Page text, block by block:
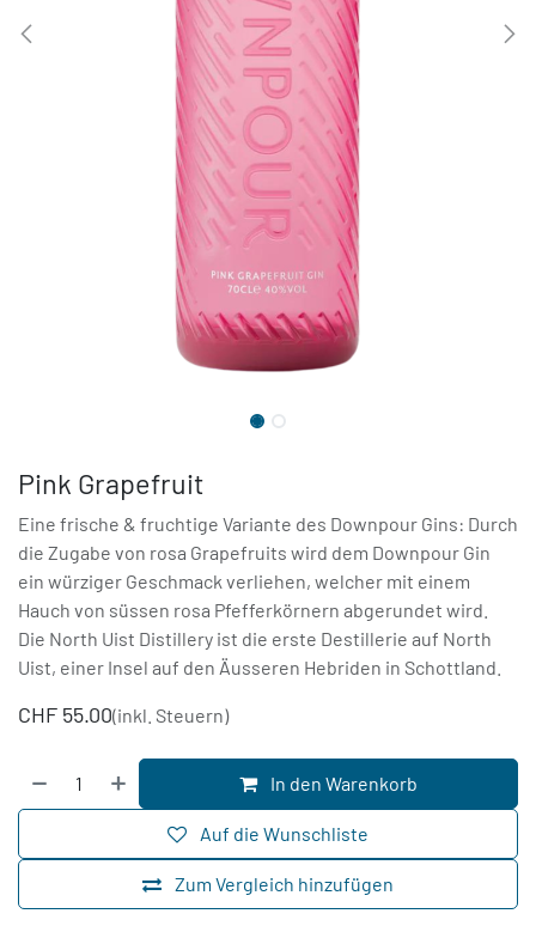
Pink Grapefruit
Eine frische & fruchtige Variante des Downpour Gins: Durch
die Zugabe von rosa Grapefruits wird dem Downpour Gin
ein würziger Geschmack verliehen, welcher mit einem
Hauch von süssen rosa Pfefferkörnern abgerundet wird.
Die North Uist Distillery ist die erste Destillerie auf North
Uist, einer Insel auf den Äusseren Hebriden in Schottland.
CHF 55.00(inkl. Steuern)
In den Warenkorb
Zum Vergleich hinzufügen
Auf die Wunschliste